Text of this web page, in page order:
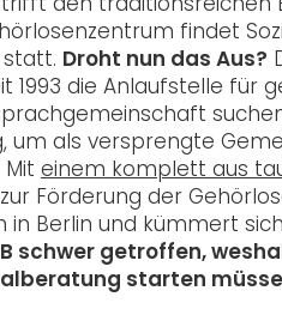
findet
Droht nun das Aus?
1993 die Anlaufstelle
um als versprengte
einem komplett aus
Förderung der
Berlin und kümmert
schwer getroffen,
starten